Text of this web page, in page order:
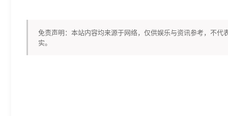
免责声明：本站内容均来源于网络，仅供娱乐与资讯参考，不
实。